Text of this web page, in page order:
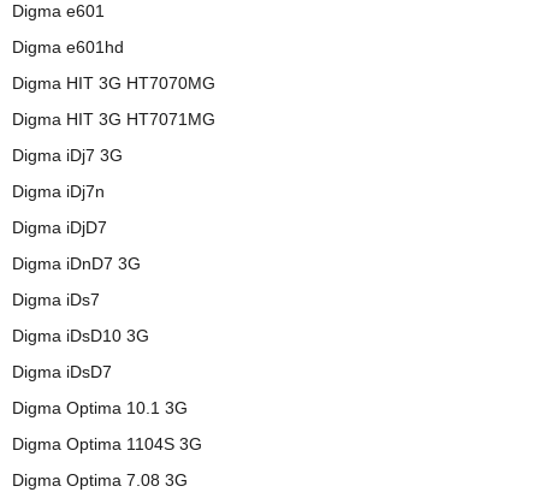
Digma e601
Digma e601hd
Digma HIT 3G HT7070MG
Digma HIT 3G HT7071MG
Digma iDj7 3G
Digma iDj7n
Digma iDjD7
Digma iDnD7 3G
Digma iDs7
Digma iDsD10 3G
Digma iDsD7
Digma Optima 10.1 3G
Digma Optima 1104S 3G
Digma Optima 7.08 3G